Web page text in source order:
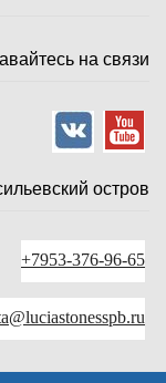
на связи
остров
+7953-376-96-65